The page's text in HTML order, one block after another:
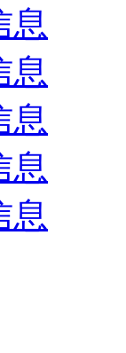
息
息
息
息
息